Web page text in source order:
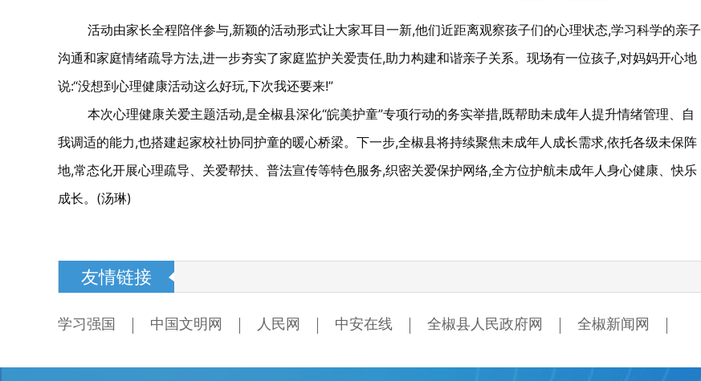
活动由家长全程陪伴参与,新颖的活动形式让大家耳目一新,他们近距离观察孩子们的心理状态,学习科学的亲子
沟通和家庭情绪疏导方法,进一步夯实了家庭监护关爱责任,助力构建和谐亲子关系。现场有一位孩子,对妈妈开心地
说:“没想到心理健康活动这么好玩,下次我还要来!”
本次心理健康关爱主题活动,是全椒县深化“皖美护童”专项行动的务实举措,既帮助未成年人提升情绪管理、自
我调适的能力,也搭建起家校社协同护童的暖心桥梁。下一步,全椒县将持续聚焦未成年人成长需求,依托各级未保阵
地,常态化开展心理疏导、关爱帮扶、普法宣传等特色服务,织密关爱保护网络,全方位护航未成年人身心健康、快乐
成长。(汤琳)
友情链接
学习强国 中国文明网 人民网 中安在线 全椒县人民政府网 全椒新闻网